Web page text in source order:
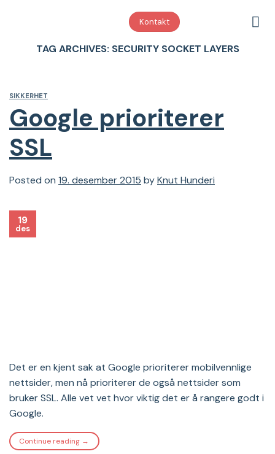
Kontakt
TAG ARCHIVES: SECURITY SOCKET LAYERS
SIKKERHET
Google prioriterer
SSL
Posted on 19. desember 2015 byKnut Hunderi
19
des
Det er en kjent sak at Google prioriterer mobilvennlige
nettsider, men nå prioriterer de også nettsider som
bruker SSL. Alle vet vet hvor viktig det er å rangere godt i
Google.
Continue reading →